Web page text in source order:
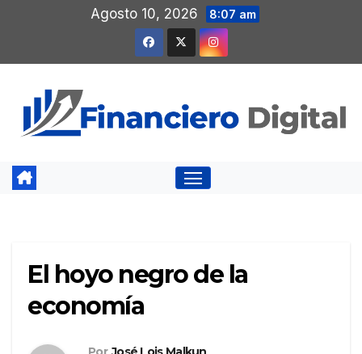
contenido
Agosto 10, 2026 8:07 am
El hoyo negro de la
economía